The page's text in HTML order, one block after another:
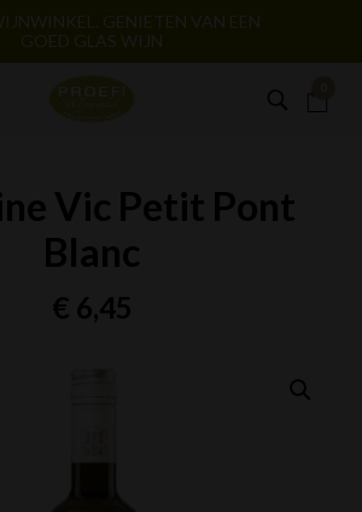
GENIETEN VAN EEN
GOED GLAS WIJN
Vic Petit Pont
Blanc
€ 6,45